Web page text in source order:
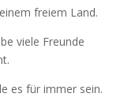
freiem Land.
viele Freunde
es für immer sein.